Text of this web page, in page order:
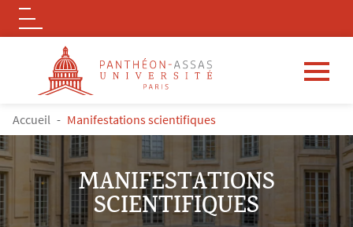
Aller au contenu principal
Logo
FIL D'ARIANE
Accueil Manifestations scientifiques
MANIFESTATIONS
SCIENTIFIQUES